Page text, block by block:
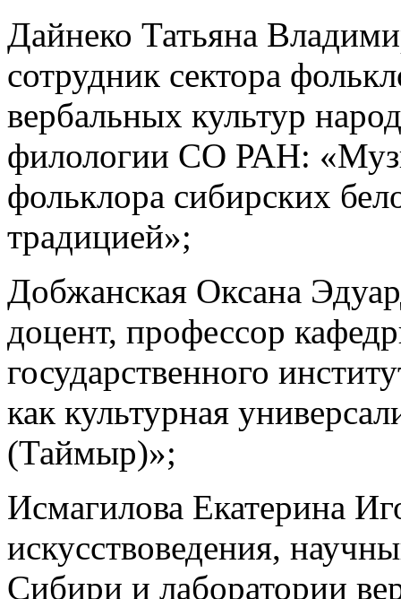
Дайнеко Татьяна
сотрудник сектора
вербальных культур
филологии СО РАН:
фольклора сибирских
традицией»;
Добжанская Оксана
доцент, профессор
государственного
как культурная
(Таймыр)»;
Исмагилова Екатерина
искусствоведения,
Сибири и лаборатории